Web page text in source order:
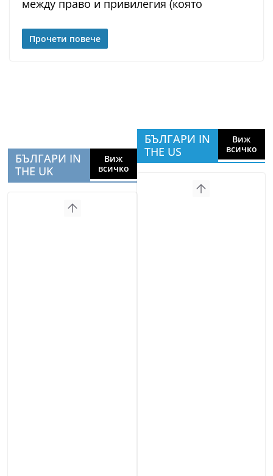
между право и привилегия (която
Прочети повече
БЪЛГАРИ IN
THE UK
Виж
всичко
БЪЛГАРИ IN
THE US
Виж
всичко